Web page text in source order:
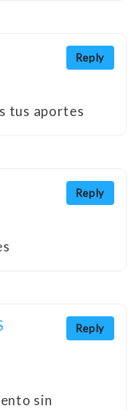
Reply
tus aportes
Reply
Reply
sin